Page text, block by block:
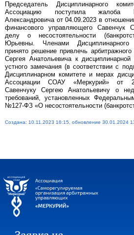
Председатель Дисциплинарного
Ассоциацию поступила жалоба
Александровича от 04.09.2023 в
финансового управляющего Савенчук
делу о несостоятельности
Юрьевны. Членами Дисциплинарного
принято решение привлечь
Сергея Анатольевича к дисциплинарной
устного замечания (в соответствии с
Дисциплинарном комитете и мерах
Ассоциации СОАУ «Меркурий» от
Савенчуку Сергею Анатольевичу о
требований, установленных
№127-ФЗ «О несостоятельности
Создана: 10.11.2023 16:15, обновление 30.01.2024